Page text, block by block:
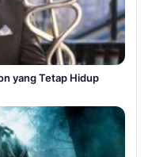
yang Tetap Hidup